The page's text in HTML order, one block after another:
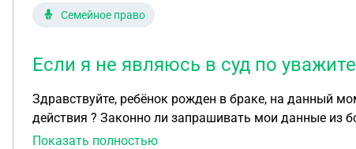
Семейное право
Если я не являюсь в суд по
Здравствуйте, ребёнок рожден в браке, на данный
действия ? Законно ли запрашивать мои данные из
быть?
Показать полностью